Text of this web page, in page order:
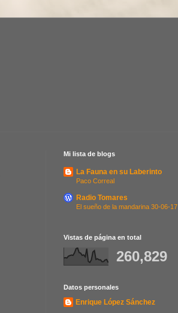
Mi lista de blogs
La Fauna en su Laberinto
Paco Correal
Radio Tomares
El sueño de la mandarina 30-06-17
Vistas de página en total
260,829
Datos personales
Enrique López Sánchez